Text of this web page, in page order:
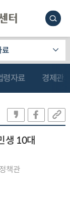
료
령자료 경제관
생 10대
책관